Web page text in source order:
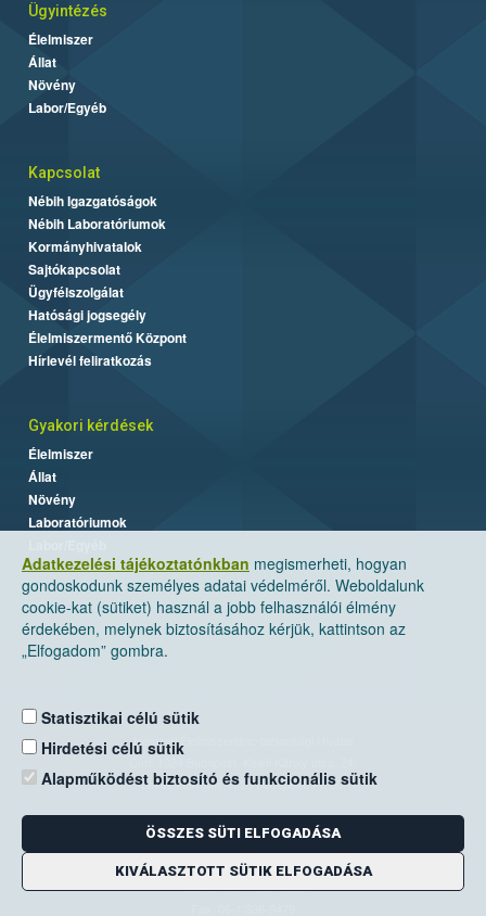
Adatkezelési tájékoztatónkban megismerheti, hogyan
gondoskodunk személyes adatai védelméről. Weboldalunk
cookie-kat (sütiket) használ a jobb felhasználói élmény
érdekében, melynek biztosításához kérjük, kattintson az
„Elfogadom” gombra.
Statisztikai célú sütik
Hirdetési célú sütik
Alapműködést biztosító és funkcionális sütik
ÖSSZES SÜTI ELFOGADÁSA
KIVÁLASZTOTT SÜTIK ELFOGADÁSA
Ügyintézés
Élelmiszer
Állat
Növény
Labor/Egyéb
Kapcsolat
Nébih Igazgatóságok
Nébih Laboratóriumok
Kormányhivatalok
Sajtókapcsolat
Ügyfélszolgálat
Hatósági jogsegély
Élelmiszermentő Központ
Hírlevél feliratkozás
Gyakori kérdések
Élelmiszer
Állat
Növény
Laboratóriumok
Nemzeti Élelmiszerlánc-biztonsági Hivatal
Levelezési cím: 1525 Budapest. Pf. 30.
E-mail:ugyfelszolgalat@nebih.gov.hu
Zöld szám: 06-80/263-244
Telefon: 06-1/ 336-9000